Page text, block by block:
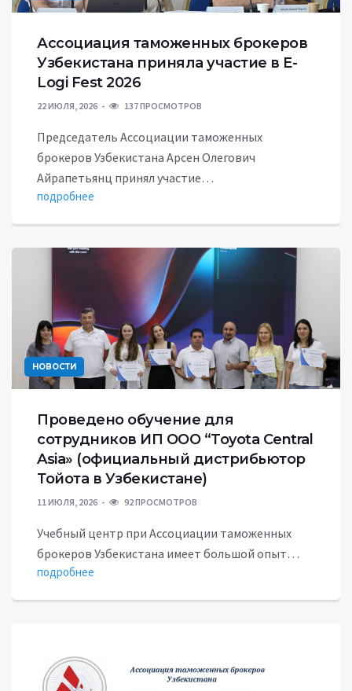
Ассоциация таможенных брокеров
Узбекистана приняла участие в E-
Logi Fest 2026
22 ИЮЛЯ, 2026 137 ПРОСМОТРОВ
Председатель Ассоциации таможенных
брокеров Узбекистана Арсен Олегович
Айрапетьянц принял участие…
подробнее
НОВОСТИ
Проведено обучение для
сотрудников ИП ООО “Toyota Central
Asia» (официальный дистрибьютор
Тойота в Узбекистане)
11 ИЮЛЯ, 2026 92 ПРОСМОТРОВ
Учебный центр при Ассоциации таможенных
брокеров Узбекистана имеет большой опыт…
подробнее